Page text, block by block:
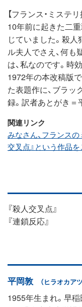
【フランス・ミステ
10年前に起きた二
じていました。殺
ル夫人でさえ、何も
は、私なのです。時
1972年の本改稿版
た表題作に、ブラッ
録。訳者あとがき＝
関連リンク
みなさん、フランス
交叉点』という作品
『殺人交叉点』
『連鎖反応』
平岡敦 （ヒラオカア
1955年生まれ。早